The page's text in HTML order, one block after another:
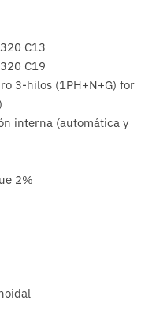
C13
C19
3-hilos (1PH+N+G) for
interna (automática y
2%